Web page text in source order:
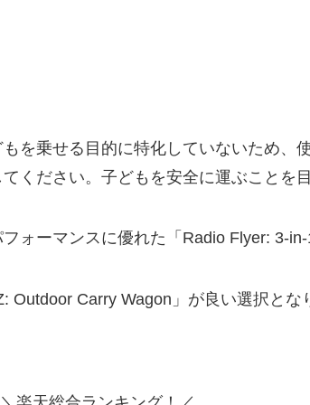
を乗せる目的に特化していないため、
ください。子どもを安全に運ぶことを
ォーマンスに優れた「Radio Flyer: 3-
Outdoor Carry Wagon」が良い選択とな